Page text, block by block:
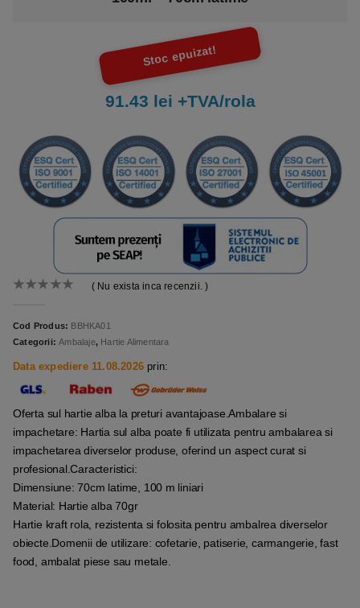
( Nu exista inca recenzii. )
Cod Produs: BBHKA01
Categorii:Ambalaje, Hartie Alimentara
Data expediere 11.08.2026 prin:
Oferta sul hartie alba la preturi avantajoase.Ambalare si
impachetare: Hartia sul alba poate fi utilizata pentru ambalarea si
impachetarea diverselor produse, oferind un aspect curat si
profesional.Caracteristici:
Dimensiune: 70cm latime, 100 m liniari
Material: Hartie alba 70gr
Hartie kraft rola, rezistenta si folosita pentru ambalrea diverselor
obiecte.Domenii de utilizare: cofetarie, patiserie, carmangerie, fast
food, ambalat piese sau metale.
Stoc epuizat!
91.43 lei +TVA/rola